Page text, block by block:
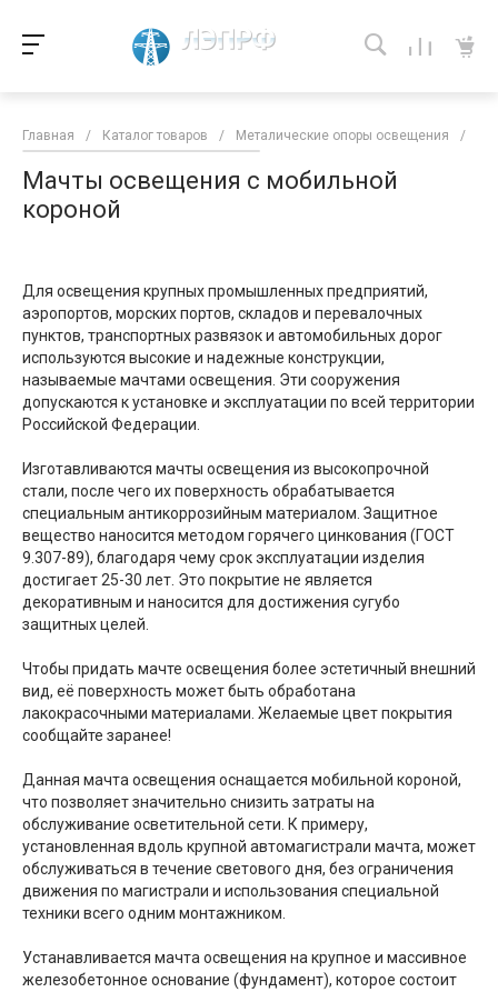
Главная / Каталог товаров / Металические опоры освещения /
Мачты освещения с мобильной
короной
Для освещения крупных промышленных предприятий,
аэропортов, морских портов, складов и перевалочных
пунктов, транспортных развязок и автомобильных дорог
используются высокие и надежные конструкции,
называемые мачтами освещения. Эти сооружения
допускаются к установке и эксплуатации по всей территории
Российской Федерации.
Изготавливаются мачты освещения из высокопрочной
стали, после чего их поверхность обрабатывается
специальным антикоррозийным материалом. Защитное
вещество наносится методом горячего цинкования (ГОСТ
9.307-89), благодаря чему срок эксплуатации изделия
достигает 25-30 лет. Это покрытие не является
декоративным и наносится для достижения сугубо
защитных целей.
Чтобы придать мачте освещения более эстетичный внешний
вид, её поверхность может быть обработана
лакокрасочными материалами. Желаемые цвет покрытия
сообщайте заранее!
Данная мачта освещения оснащается мобильной короной,
что позволяет значительно снизить затраты на
обслуживание осветительной сети. К примеру,
установленная вдоль крупной автомагистрали мачта, может
обслуживаться в течение светового дня, без ограничения
движения по магистрали и использования специальной
техники всего одним монтажником.
Устанавливается мачта освещения на крупное и массивное
железобетонное основание (фундамент), которое состоит